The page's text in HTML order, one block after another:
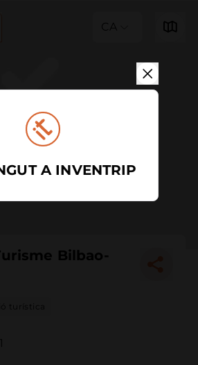
CA
Bilbao-
turística
A INVENTRIP